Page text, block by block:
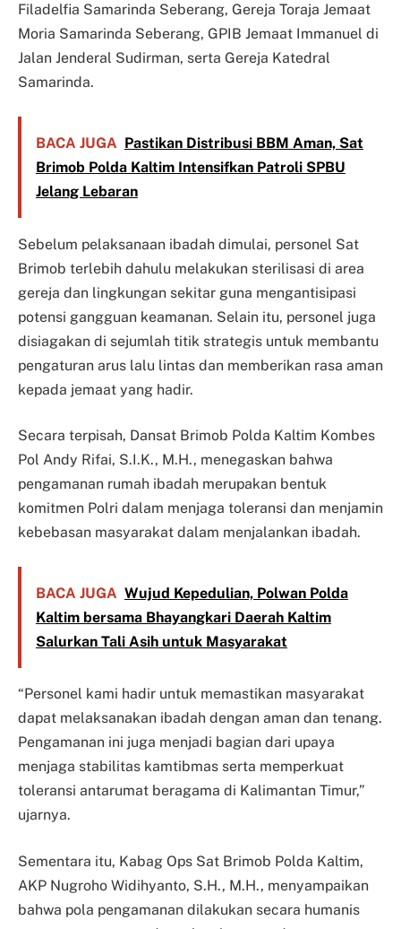
Filadelfia Samarinda Seberang, Gereja Toraja Jemaat
Moria Samarinda Seberang, GPIB Jemaat Immanuel di
Jalan Jenderal Sudirman, serta Gereja Katedral
Samarinda.
BACA JUGA Pastikan Distribusi BBM Aman, Sat
Brimob Polda Kaltim Intensifkan Patroli SPBU
Jelang Lebaran
Sebelum pelaksanaan ibadah dimulai, personel Sat
Brimob terlebih dahulu melakukan sterilisasi di area
gereja dan lingkungan sekitar guna mengantisipasi
potensi gangguan keamanan. Selain itu, personel juga
disiagakan di sejumlah titik strategis untuk membantu
pengaturan arus lalu lintas dan memberikan rasa aman
kepada jemaat yang hadir.
Secara terpisah, Dansat Brimob Polda Kaltim Kombes
Pol Andy Rifai, S.I.K., M.H., menegaskan bahwa
pengamanan rumah ibadah merupakan bentuk
komitmen Polri dalam menjaga toleransi dan menjamin
kebebasan masyarakat dalam menjalankan ibadah.
BACA JUGA Wujud Kepedulian, Polwan Polda
Kaltim bersama Bhayangkari Daerah Kaltim
Salurkan Tali Asih untuk Masyarakat
“Personel kami hadir untuk memastikan masyarakat
dapat melaksanakan ibadah dengan aman dan tenang.
Pengamanan ini juga menjadi bagian dari upaya
menjaga stabilitas kamtibmas serta memperkuat
toleransi antarumat beragama di Kalimantan Timur,”
ujarnya.
Sementara itu, Kabag Ops Sat Brimob Polda Kaltim,
AKP Nugroho Widihyanto, S.H., M.H., menyampaikan
bahwa pola pengamanan dilakukan secara humanis